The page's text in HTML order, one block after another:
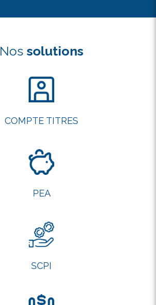
Nos solutions
COMPTE TITRES
PEA
SCPI